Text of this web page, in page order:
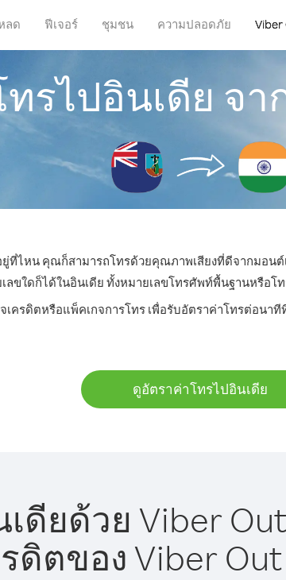
ลด ฟีเจอร์ ชุมชน ความปลอดภัย Viber
รไปอินเดีย จ
ที่ไหน คุณก็สามารถโทรด้วยคุณภาพเสียงที่ดีจากมอนต์
ลขใดก็ได้ในอินเดีย ทั้งหมายเลขโทรศัพท์พื้นฐานหรือโ
เครดิตหรือแพ็คเกจการโทร เพื่อรับอัตราค่าโทรต่อนา
ดูอัตราค่าโทรไปอินเดีย
ดียด้วย Viber
ดิตของ Viber